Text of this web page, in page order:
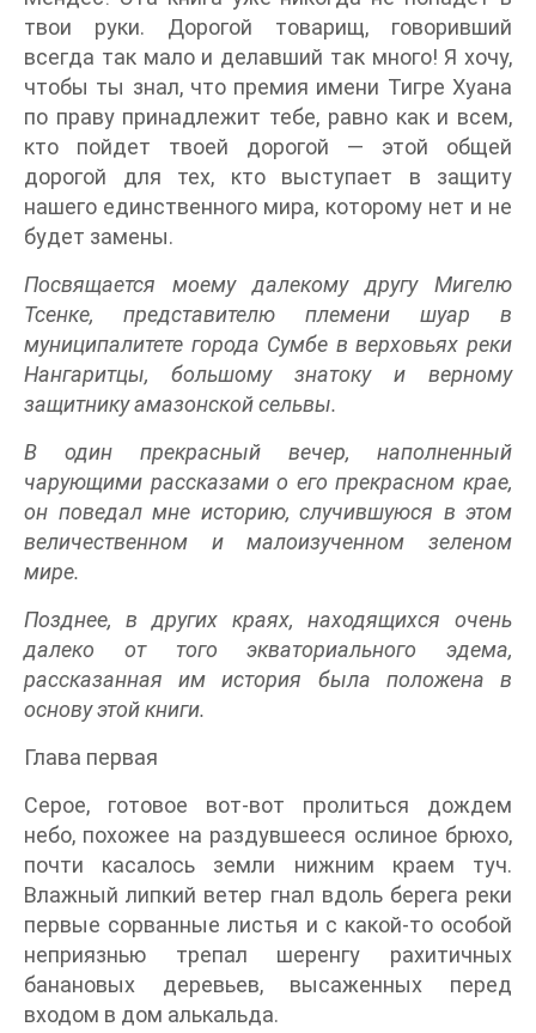
твои руки. Дорогой товарищ, говоривший
всегда так мало и делавший так много! Я хочу,
чтобы ты знал, что премия имени Тигре Хуана
по праву принадлежит тебе, равно как и всем,
кто пойдет твоей дорогой — этой общей
дорогой для тех, кто выступает в защиту
нашего единственного мира, которому нет и не
будет замены.
Посвящается моему далекому другу Мигелю
Тсенке, представителю племени шуар в
муниципалитете города Сумбе в верховьях реки
Нангаритцы, большому знатоку и верному
защитнику амазонской сельвы.
В один прекрасный вечер, наполненный
чарующими рассказами о его прекрасном крае,
он поведал мне историю, случившуюся в этом
величественном и малоизученном зеленом
мире.
Позднее, в других краях, находящихся очень
далеко от того экваториального эдема,
рассказанная им история была положена в
основу этой книги.
Глава первая
Серое, готовое вот-вот пролиться дождем
небо, похожее на раздувшееся ослиное брюхо,
почти касалось земли нижним краем туч.
Влажный липкий ветер гнал вдоль берега реки
первые сорванные листья и с какой-то особой
неприязнью трепал шеренгу рахитичных
банановых деревьев, высаженных перед
входом в дом алькальда.